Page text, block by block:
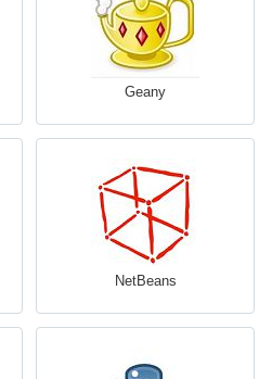
Geany
NetBeans